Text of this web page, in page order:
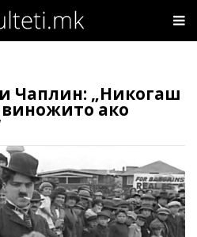
Чаплин: „Никогаш
виножито ако